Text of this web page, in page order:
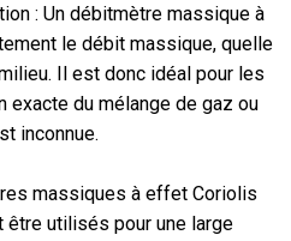
: Un débitmètre massique à
le débit massique, quelle
Il est donc idéal pour les
exacte du mélange de gaz ou
inconnue.
massiques à effet Coriolis
utilisés pour une large